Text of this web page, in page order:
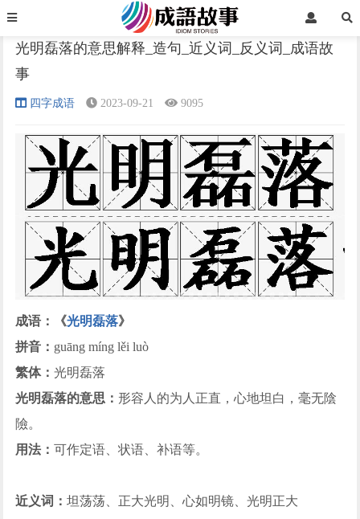
正文
光明磊落的意思解释_造句_近义词_反义词_成语故
事
四字成语 2023-09-21 9095
成语：《光明磊落》
拼音： guāng míng lěi luò
繁体：光明磊落
光明磊落的意思： 形容人的为人正直，心地坦白，毫无陰
險。
用法：可作定语、状语、补语等。
近义词：坦荡荡、正大光明、心如明镜、光明正大